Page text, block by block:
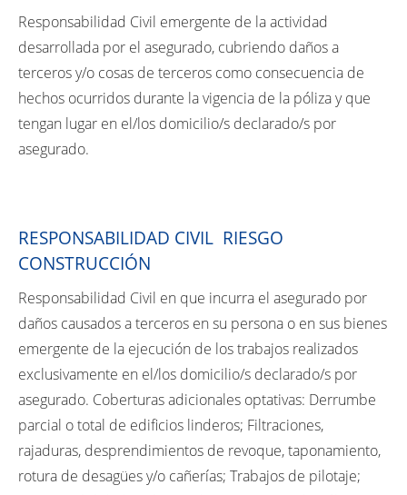
Responsabilidad Civil emergente de la actividad
desarrollada por el asegurado, cubriendo daños a
terceros y/o cosas de terceros como consecuencia de
hechos ocurridos durante la vigencia de la póliza y que
tengan lugar en el/los domicilio/s declarado/s por
asegurado.
RESPONSABILIDAD CIVIL RIESGO
CONSTRUCCIÓN
Responsabilidad Civil en que incurra el asegurado por
daños causados a terceros en su persona o en sus bienes
emergente de la ejecución de los trabajos realizados
exclusivamente en el/los domicilio/s declarado/s por
asegurado. Coberturas adicionales optativas: Derrumbe
parcial o total de edificios linderos; Filtraciones,
rajaduras, desprendimientos de revoque, taponamiento,
rotura de desagües y/o cañerías; Trabajos de pilotaje;